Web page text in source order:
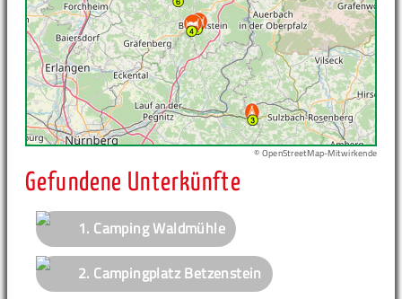
© OpenStreetMap-Mitwirkende
Gefundene Unterkünfte
1. Camping Waldmühle
2. Campingplatz Betzenstein